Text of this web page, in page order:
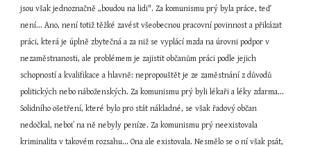
jsou však jednoznačně „boudou na lidi". Za komunismu prý byla práce, teď
není... Ano, není totiž těžké zavést všeobecnou pracovní povinnost a přikázat
práci, která je úplně zbytečná a za niž se vyplácí mzda na úrovni podpor v
nezaměstnanosti, ale problémem je zajistit občanům práci podle jejich
schopností a kvalifikace a hlavně: nepropouštět je ze zaměstnání z důvodů
politických nebo náboženských. Za komunismu prý byli lékaři a léky zdarma...
Solidního ošetření, které bylo pro stát nákladné, se však řadový občan
nedočkal, neboť na ně nebyly peníze. Za komunismu prý neexistovala
kriminalita v takovém rozsahu... Ona ale existovala. Nesmělo se o ní však psát,